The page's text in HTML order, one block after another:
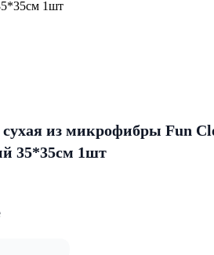
из микрофибры Fun
35*35см 1шт